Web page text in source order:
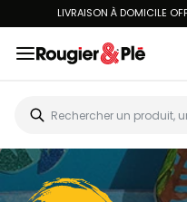
LIVRAISON À DOMICILE